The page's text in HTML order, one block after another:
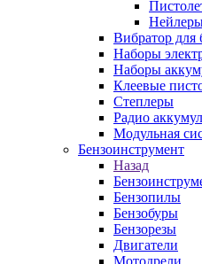
Вибратор для
Наборы
Наборы
Клеевые
Степлеры
Радио
Модульная
Бензоинструмент
Назад
Бензопилы
Бензобуры
Бензорезы
Двигатели
Мотодрели